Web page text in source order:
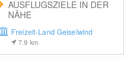
AUSFLUGSZIELE IN DER
NÄHE
Freizeit-Land Geiselwind
7.9 km